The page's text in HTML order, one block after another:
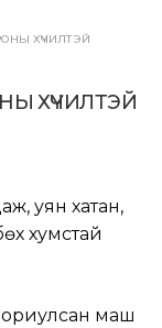
ХҮЧИЛТЭЙ
ХҮЧИЛТЭЙ
уян хатан,
хумстай
маш